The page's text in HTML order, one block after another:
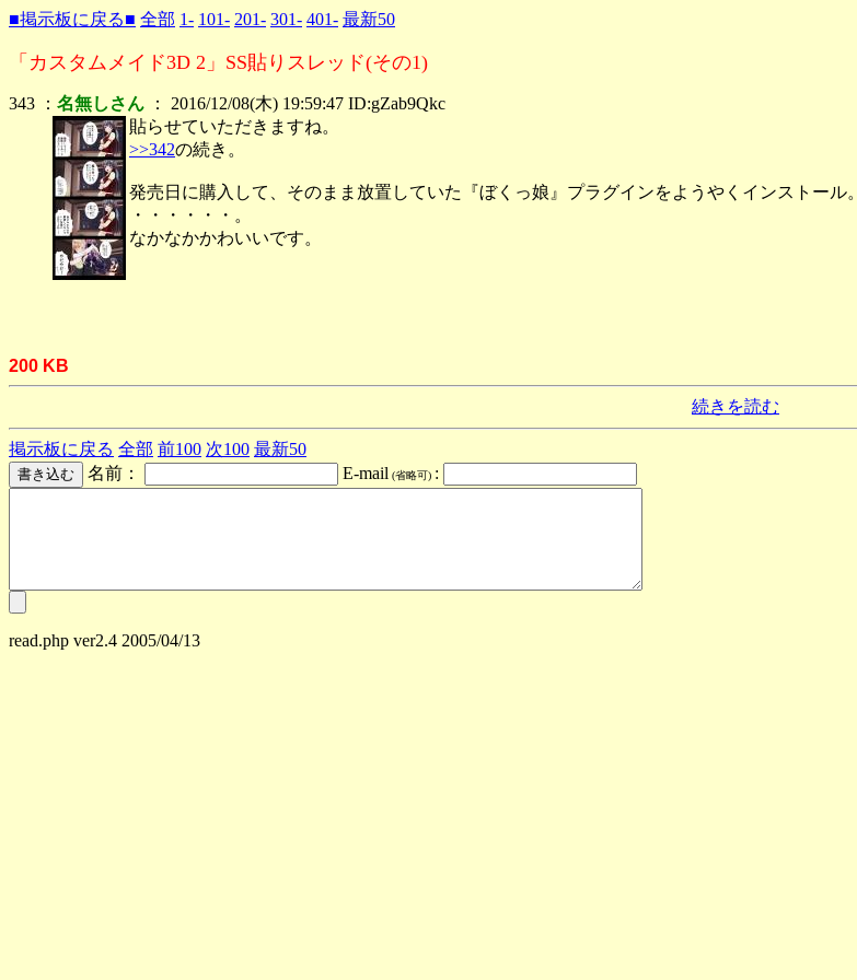
■掲示板に戻る■ 全部 1- 101- 201- 301- 401- 最新50
「カスタムメイド3D 2」SS貼りスレッド(その1)
343 ： 名無しさん ： 2016/12/08(木) 19:59:47 ID:gZab9Qkc
貼らせていただきますね。
>>342の続き。
発売日に購入して、そのまま放置していた『ぼくっ娘』プラグインをようやくインストール。
・・・・・・。
なかなかかわいいです。
200 KB
続きを読む
掲示板に戻る 全部 前100 次100 最新50
名前：
E-mail (省略可) :
read.php ver2.4 2005/04/13